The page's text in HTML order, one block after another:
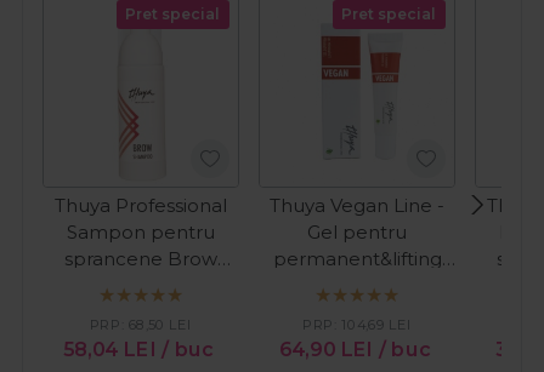
Pret special
Thuya Professional
Sampon pentru
sprancene Brow
Shampoo 50ml
58,04 LEI / buc
PRP: 68,50 LEI
Pret special
Thuya Vegan Line -
Gel pentru
permanent&lifting
15ml
64,90 LEI / buc
PRP: 104,69 LEI